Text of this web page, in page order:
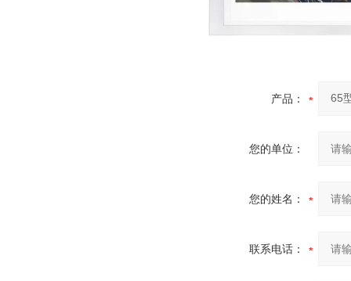
产品：
您的单位：
您的姓名：
联系电话：